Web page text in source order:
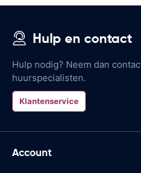
Hulp en contact
Hulp nodig? Neem dan
huurspecialisten.
Klantenservice
Account